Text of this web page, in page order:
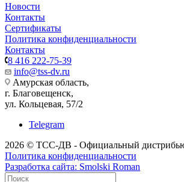
Новости
Контакты
Сертификаты
Политика конфиденциальности
Контакты
8 416 222-75-39
info@tss-dv.ru
Амурская область,
г. Благовещенск,
ул. Кольцевая, 57/2
Telegram
2026 © ТСС-ДВ - Официальный
Политика конфиденциальности
Разработка сайта: Smolski Roman